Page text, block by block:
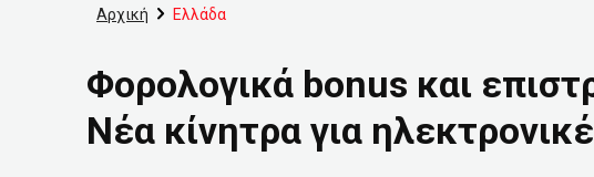
Αρχική Ελλάδα
Φορολογικά bonus και
Νέα κίνητρα για